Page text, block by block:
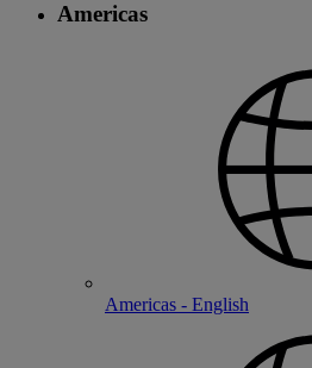
Americas
Americas - English